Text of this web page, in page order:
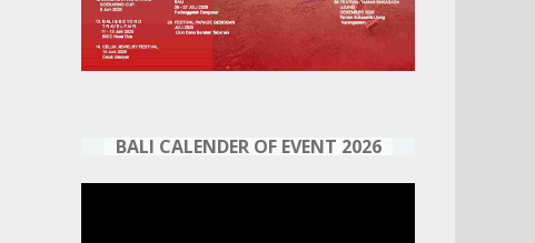
BALI CALENDER OF EVENT 2026